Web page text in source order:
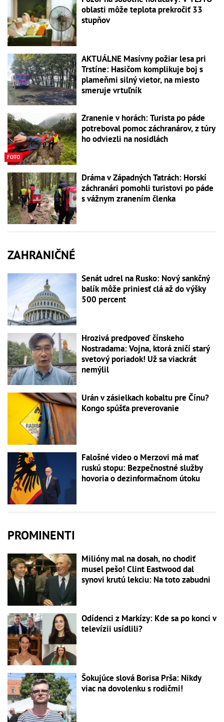
oblasti môže teplota prekročiť 33
stupňov
AKTUÁLNE Masívny požiar lesa pri
Trstíne: Hasičom komplikuje boj s
plameňmi silný vietor, na miesto
smeruje vrtuľník
FOTO
Zranenie v horách: Turista po páde
potreboval pomoc záchranárov, z túry
ho odviezli na nosidlách
Dráma v Západných Tatrách: Horskí
záchranári pomohli turistovi po páde
s vážnym zranením členka
ZAHRANIČNÉ
Senát udrel na Rusko: Nový sankčný
balík môže priniesť clá až do výšky
500 percent
Hrozivá predpoveď čínskeho
Nostradama: Vojna, ktorá zničí starý
svetový poriadok! Už sa viackrát
nemýlil
Urán v zásielkach kobaltu pre Čínu?
Kongo spúšťa preverovanie
Falošné video o Merzovi má mať
ruskú stopu: Bezpečnostné služby
hovoria o dezinformačnom útoku
PROMINENTI
Milióny mal na dosah, no chodiť
musel pešo! Clint Eastwood dal
synovi krutú lekciu: Na toto zabudni
Odídenci z Markízy: Kde sa po konci v
televízii usídlili?
Šokujúce slová Borisa Prša: Nikdy
viac na dovolenku s rodičmi!